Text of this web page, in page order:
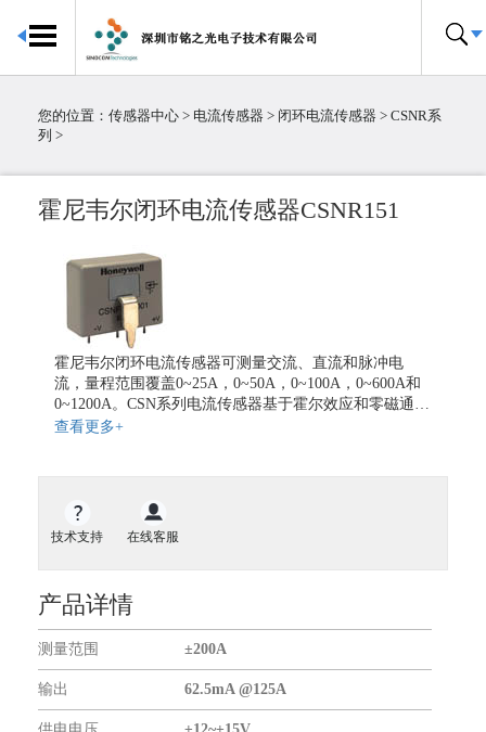
首页
倾角传感器
陀螺仪传感器
IMU惯性测量单元
温湿度传感器
压力传感器
温度传感器
霍尔传感器
粉尘传感器
气体传感器
开关传感器
液位传感器
扭矩传感器
力传感器
振动传感器
您的位置： 传感器中心 > 电流传感器 > 闭环电流传感器 > CSNR系
列 >
霍尼韦尔闭环电流传感器CSNR151
霍尼韦尔闭环电流传感器可测量交流、直流和脉冲电
流，量程范围覆盖0~25A，0~50A，0~100A，0~600A和
0~1200A。CSN系列电流传感器基于霍尔效应和零磁通原
理，传感器中的磁通量大小始终维持在零。用于平衡传
查看更多+
技术支持 在线客服
产品详情
测量范围 ±200A
输出 62.5mA @125A